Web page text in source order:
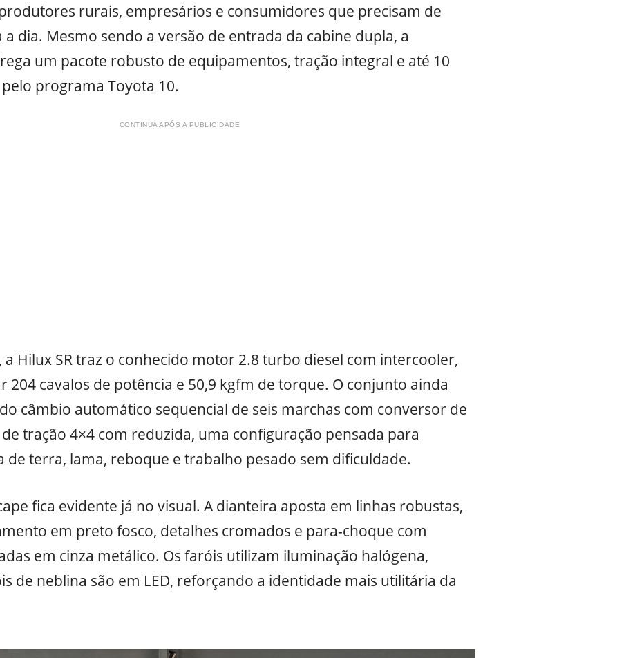
rurais, empresários e consumidores que precisam de
a dia. Mesmo sendo a versão de entrada da cabine dupla, a
um pacote robusto de equipamentos, tração integral e até 10
programa Toyota 10.
CONTINUA APÓS A PUBLICIDADE
a Hilux SR traz o conhecido motor 2.8 turbo diesel com intercooler,
204 cavalos de potência e 50,9 kgfm de torque. O conjunto ainda
câmbio automático sequencial de seis marchas com conversor de
tração 4×4 com reduzida, uma configuração pensada para
de terra, lama, reboque e trabalho pesado sem dificuldade.
fica evidente já no visual. A dianteira aposta em linhas robustas,
em preto fosco, detalhes cromados e para-choque com
em cinza metálico. Os faróis utilizam iluminação halógena,
de neblina são em LED, reforçando a identidade mais utilitária da